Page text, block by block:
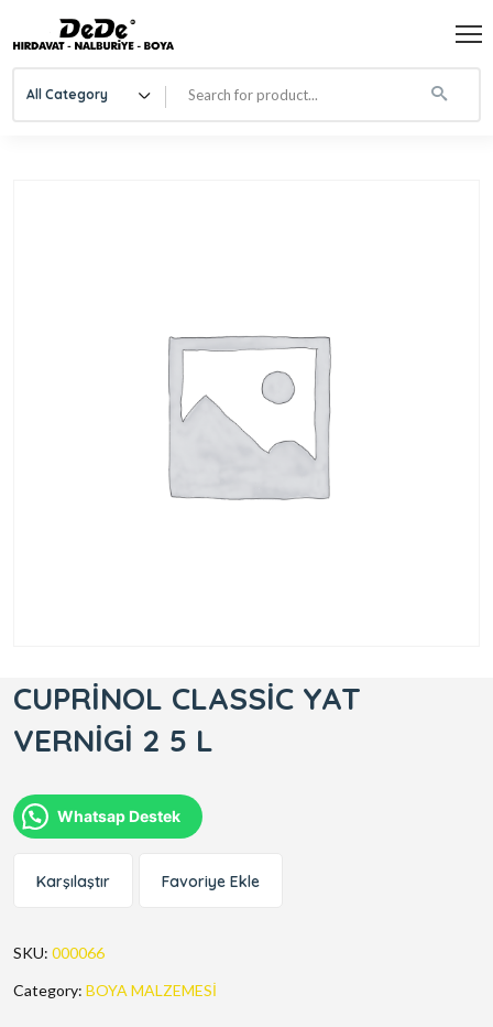
All Category
CUPRİNOL CLASSİC YAT
VERNİGİ 2 5 L
Whatsap Destek
Karşılaştır Favoriye Ekle
SKU: 000066
Category: BOYA MALZEMESİ